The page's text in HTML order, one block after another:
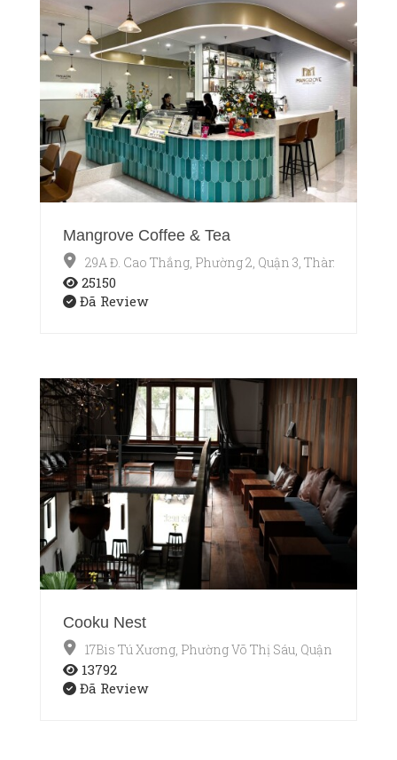
Mangrove Coffee & Tea
29A Đ. Cao Thắng, Phường 2, Quận 3, Thành phố
25150
Đã Review
Cooku Nest
17Bis Tú Xương, Phường Võ Thị Sáu, Quận 3, TP.HCM
13792
Đã Review